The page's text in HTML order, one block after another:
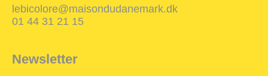
lebicolore@maisondudanemark.dk
01 44 31 21 15
Newsletter